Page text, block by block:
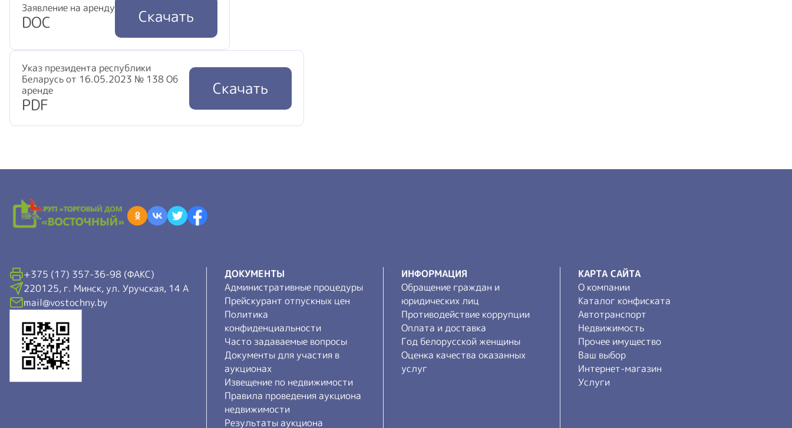
Заявление на аренду
DOC Скачать
Указ президента республики
Беларусь от 16.05.2023 № 138 Об
аренде
PDF
Скачать
+375 (17) 357-36-98 (ФАКС)
220125, г. Минск, ул. Уручская, 14 А
mail@vostochny.by
ДОКУМЕНТЫ
Административные процедуры
Прейскурант отпускных цен
Политика
конфиденциальности
Часто задаваемые вопросы
Документы для участия в
аукционах
Извещение по недвижимости
Правила проведения аукциона
недвижимости
Результаты аукциона
ИНФОРМАЦИЯ
Обращение граждан и
юридических лиц
Противодействие коррупции
Оплата и доставка
Год белорусской женщины
Оценка качества оказанных
услуг
КАРТА САЙТА
О компании
Каталог конфиската
Автотранспорт
Недвижимость
Прочее имущество
Ваш выбор
Интернет-магазин
Услуги